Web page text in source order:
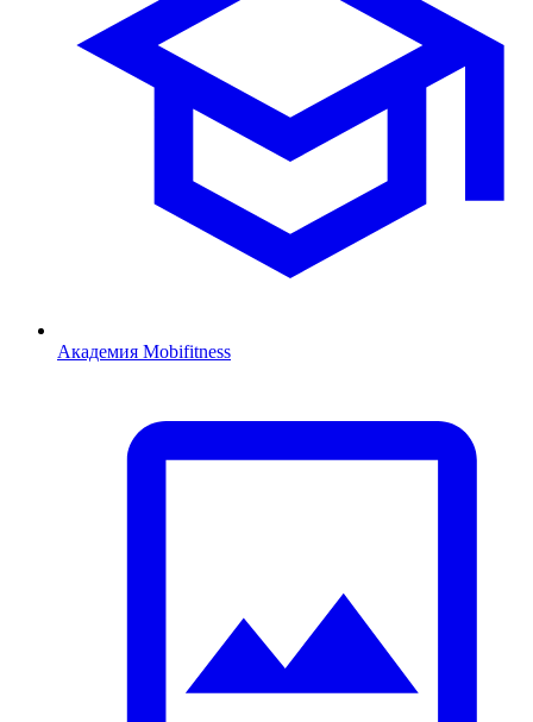
Академия Mobifitness